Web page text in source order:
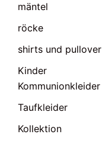
mäntel
röcke
shirts und pullover
Kinder
Kommunionkleider
Taufkleider
Kollektion